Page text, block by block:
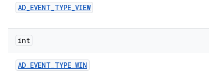
AD_EVENT_TYPE_VIEW
int
AD_EVENT_TYPE_WIN